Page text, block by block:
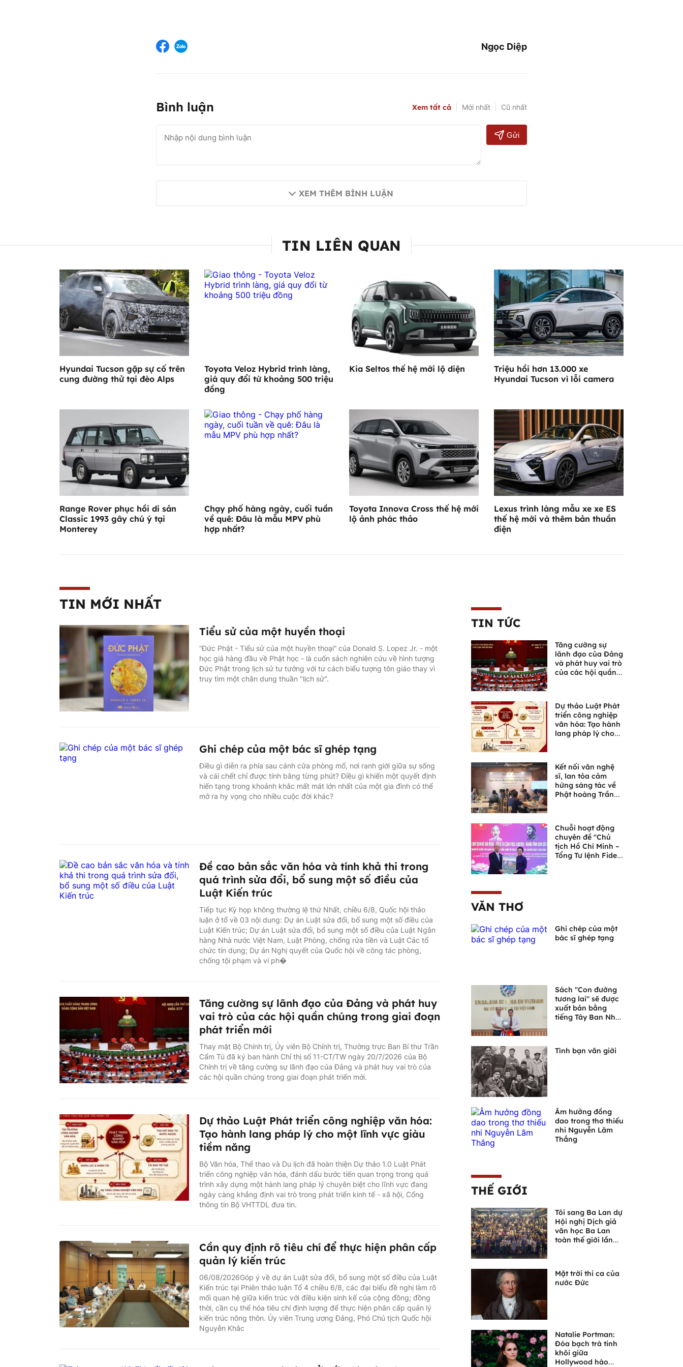
Ngọc Diệp
Bình luận Xem tất cả Mới nhất Cũ nhất
Gửi
XEM THÊM BÌNH LUẬN
TIN LIÊN QUAN
Hyundai Tucson gặp sự cố trên
cung đường thử tại đèo Alps
Toyota Veloz Hybrid trình làng,
giá quy đổi từ khoảng 500 triệu
đồng
Kia Seltos thế hệ mới lộ diện
Triệu hồi hơn 13.000 xe
Hyundai Tucson vì lỗi camera
Range Rover phục hồi di sản
Classic 1993 gây chú ý tại
Monterey
Chạy phố hàng ngày, cuối tuần
về quê: Đâu là mẫu MPV phù
hợp nhất?
Toyota Innova Cross thế hệ mới
lộ ảnh phác thảo
Lexus trình làng mẫu xe xe ES
thế hệ mới và thêm bản thuần
điện
TIN MỚI NHẤT
Tiểu sử của một huyền thoại
“Đức Phật - Tiểu sử của một huyền thoại” của Donald S. Lopez Jr. - một
học giả hàng đầu về Phật học - là cuốn sách nghiên cứu về hình tượng
Đức Phật trong lịch sử tư tưởng với tư cách biểu tượng tôn giáo thay vì
truy tìm một chân dung thuần "lịch sử".
Ghi chép của một bác sĩ ghép tạng
Điều gì diễn ra phía sau cánh cửa phòng mổ, nơi ranh giới giữa sự sống
và cái chết chỉ được tính bằng từng phút? Điều gì khiến một quyết định
hiến tạng trong khoảnh khắc mất mát lớn nhất của một gia đình có thể
mở ra hy vọng cho nhiều cuộc đời khác?
Đề cao bản sắc văn hóa và tính khả thi trong
quá trình sửa đổi, bổ sung một số điều của
Luật Kiến trúc
Tiếp tục Kỳ họp không thường lệ thứ Nhất, chiều 6/8, Quốc hội thảo
luận ở tổ về 03 nội dung: Dự án Luật sửa đổi, bổ sung một số điều của
Luật Kiến trúc; Dự án Luật sửa đổi, bổ sung một số điều của Luật Ngân
hàng Nhà nước Việt Nam, Luật Phòng, chống rửa tiền và Luật Các tổ
chức tín dụng; Dự án Nghị quyết của Quốc hội về công tác phòng,
chống tội phạm và vi ph�
Tăng cường sự lãnh đạo của Đảng và phát huy
vai trò của các hội quần chúng trong giai đoạn
phát triển mới
Thay mặt Bộ Chính trị, Ủy viên Bộ Chính trị, Thường trực Ban Bí thư Trần
Cẩm Tú đã ký ban hành Chỉ thị số 11-CT/TW ngày 20/7/2026 của Bộ
Chính trị về tăng cường sự lãnh đạo của Đảng và phát huy vai trò của
các hội quần chúng trong giai đoạn phát triển mới.
Dự thảo Luật Phát triển công nghiệp văn hóa:
Tạo hành lang pháp lý cho một lĩnh vực giàu
tiềm năng
Bộ Văn hóa, Thể thao và Du lịch đã hoàn thiện Dự thảo 1.0 Luật Phát
triển công nghiệp văn hóa, đánh dấu bước tiến quan trọng trong quá
trình xây dựng một hành lang pháp lý chuyên biệt cho lĩnh vực đang
ngày càng khẳng định vai trò trong phát triển kinh tế - xã hội, Cổng
thông tin Bộ VHTTDL đưa tin.
Cần quy định rõ tiêu chí để thực hiện phân cấp
quản lý kiến trúc
06/08/2026Góp ý về dự án Luật sửa đổi, bổ sung một số điều của Luật
Kiến trúc tại Phiên thảo luận Tổ 4 chiều 6/8, các đại biểu đề nghị làm rõ
mối quan hệ giữa kiến trúc với điều kiện sinh kế của cộng đồng; đồng
thời, cần cụ thể hóa tiêu chí định lượng để thực hiện phân cấp quản lý
kiến trúc nông thôn. Ủy viên Trung ương Đảng, Phó Chủ tịch Quốc hội
Nguyễn Khắc
TIN TỨC
Tăng cường sự
lãnh đạo của Đảng
và phát huy vai trò
của các hội quần
Dự thảo Luật Phát
triển công nghiệp
văn hóa: Tạo hành
lang pháp lý cho
Kết nối văn nghệ
sĩ, lan tỏa cảm
hứng sáng tác về
Phật hoàng Trần
Chuỗi hoạt động
chuyên đề "Chủ
tịch Hồ Chí Minh –
Tổng Tư lệnh Fidel
VĂN THƠ
Ghi chép của một
bác sĩ ghép tạng
Sách "Con đường
tương lai" sẽ được
xuất bản bằng
tiếng Tây Ban Nha
Tình bạn văn giới
Âm hưởng đồng
dao trong thơ thiếu
nhi Nguyễn Lãm
Thắng
THẾ GIỚI
Tôi sang Ba Lan dự
Hội nghị Dịch giả
văn học Ba Lan
toàn thế giới lần
Mặt trời thi ca của
nước Đức
Natalie Portman:
Đóa bạch trà tinh
khôi giữa
Hollywood hào